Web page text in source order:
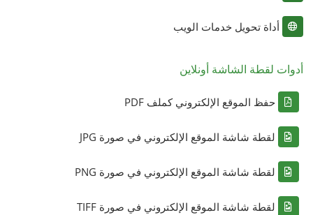
أداة تحويل خدمات الويب
أدوات لقطة الشاشة أونلاين
حفظ الموقع الإلكتروني كملف PDF
لقطة شاشة الموقع الإلكتروني في صورة JPG
لقطة شاشة الموقع الإلكتروني في صورة PNG
لقطة شاشة الموقع الإلكتروني في صورة TIFF